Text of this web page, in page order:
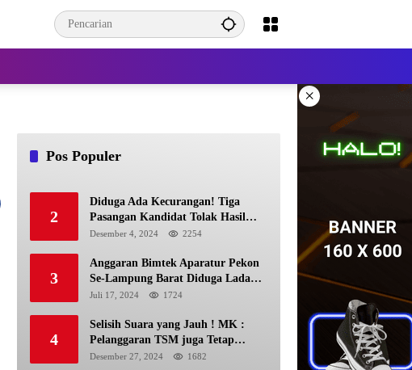
×
Pos Populer
2
Diduga Ada Kecurangan! Tiga
Pasangan Kandidat Tolak Hasil
Pilkada Kerinci 2024
Desember 4, 2024 2254
3
Anggaran Bimtek Aparatur Pekon
Se-Lampung Barat Diduga Ladang
Korupsi Buat Makan Anak Istri
Juli 17, 2024 1724
4
Selisih Suara yang Jauh ! MK :
Pelanggaran TSM juga Tetap
Mengacu pada Prinsip Keadilan
Desember 27, 2024 1682